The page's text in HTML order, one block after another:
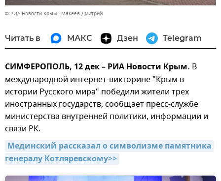
© РИА Новости Крым . Макеев Дмитрий
Читать в МАКС Дзен Telegram
СИМФЕРОПОЛЬ, 12 дек – РИА Новости Крым. В
международной интернет-викторине "Крым в
истории Русского мира" победили жители трех
иностранных государств, сообщает пресс-службе
министерства внутренней политики, информации и
связи РК.
Мединский рассказал о символизме памятника
генералу Котляревскому>>